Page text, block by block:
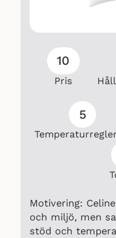
10
Pris
5
Motivering:
och miljö, men
stöd och